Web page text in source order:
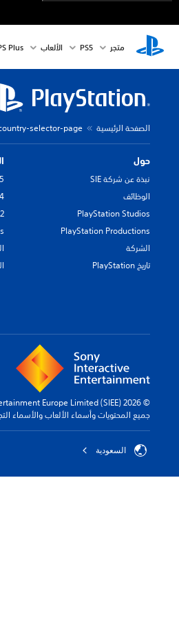
متجر PS5‏ الألعاب Plus
الصفحة الرئيسية selector-page
حول
نبذة عن شركة SIE
الوظائف
PlayStation Studios
PlayStation Productions
الشركة
تاريخ PlayStation
© 2026 Sony Interactive Entertainment Europe Limited (SIEE)
جميع المحتويات وأسماء الألعاب والأسماء
السعودية